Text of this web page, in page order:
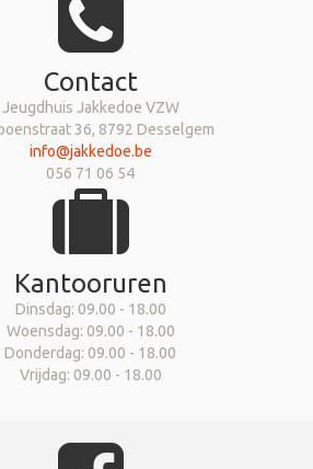
Contact
Jeugdhuis Jakkedoe VZW
36, 8792 Desselgem
info@jakkedoe.be
056 71 06 54
Kantooruren
Dinsdag: 09.00 - 18.00
Woensdag: 09.00 - 18.00
Donderdag: 09.00 - 18.00
Vrijdag: 09.00 - 18.00